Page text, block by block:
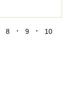
8 9
10